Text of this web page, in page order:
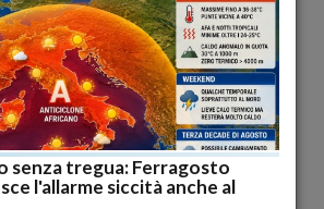
M5s-Lega, Conte e i neoministri
Quirinale
ha giurato nelle mani del Presidente
Mattarella. Dopo il...
16:18
senza tregua: Ferragosto
l'allarme siccità anche al